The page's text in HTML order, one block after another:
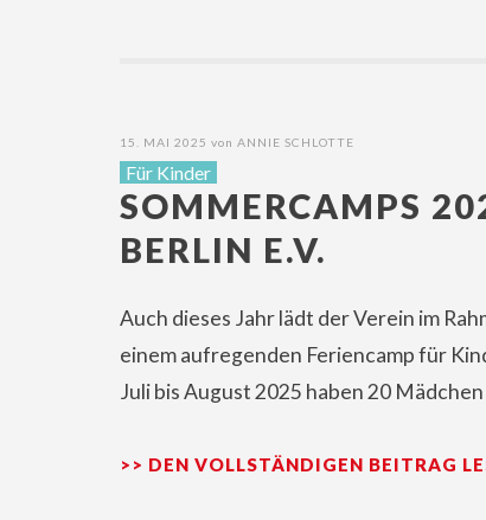
15. MAI 2025 von ANNIE SCHLOTTE
Für Kinder
SOMMERCAMPS
BERLIN E.V.
Auch dieses Jahr lädt der Verein im
einem aufregenden Feriencamp für
Juli bis August 2025 haben 20
>> DEN VOLLSTÄNDIGEN BEITRAG